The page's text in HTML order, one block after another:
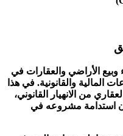
الأراضي والعقارات في
المالية والقانونية. في هذا
من الانهيار القانوني،
استدامة مشروعه في